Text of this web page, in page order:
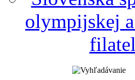
olympijskej